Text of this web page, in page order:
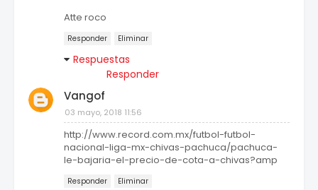
Atte roco
Responder Eliminar
Respuestas
Responder
Vangof
03 mayo, 2018 11:56
http://www.record.com.mx/futbol-futbol-
nacional-liga-mx-chivas-pachuca/pachuca-
le-bajaria-el-precio-de-cota-a-chivas?amp
Responder Eliminar